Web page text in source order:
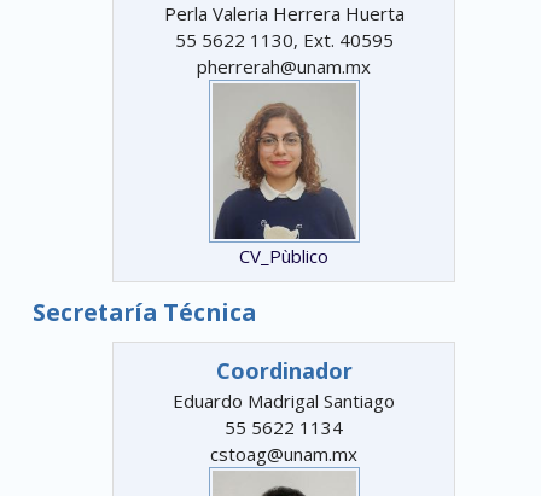
Perla Valeria Herrera Huerta
55 5622 1130, Ext. 40595
pherrerah@unam.mx
CV_Pùblico
Secretaría Técnica
Coordinador
Eduardo Madrigal Santiago
55 5622 1134
cstoag@unam.mx